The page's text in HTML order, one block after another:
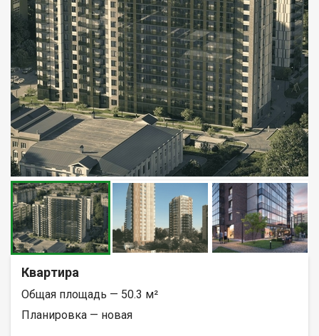
Квартира
Общая площадь — 50.3 м²
Планировка — новая